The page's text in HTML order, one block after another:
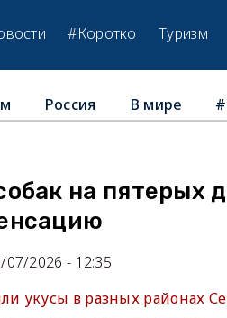
#Коротко Туризм
Россия В мире
на пятерых
07/2026 - 12:35
укусы в разных районах